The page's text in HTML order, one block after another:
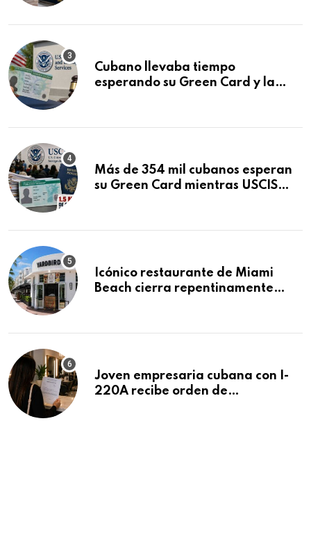
Cubano llevaba tiempo
esperando su Green Card y la
Más de 354 mil cubanos esperan
su Green Card mientras USCIS
Icónico restaurante de Miami
Beach cierra repentinamente
Joven empresaria cubana con I-
220A recibe orden de